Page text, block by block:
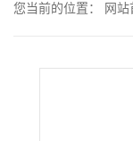
公
您当前的位置： 网站